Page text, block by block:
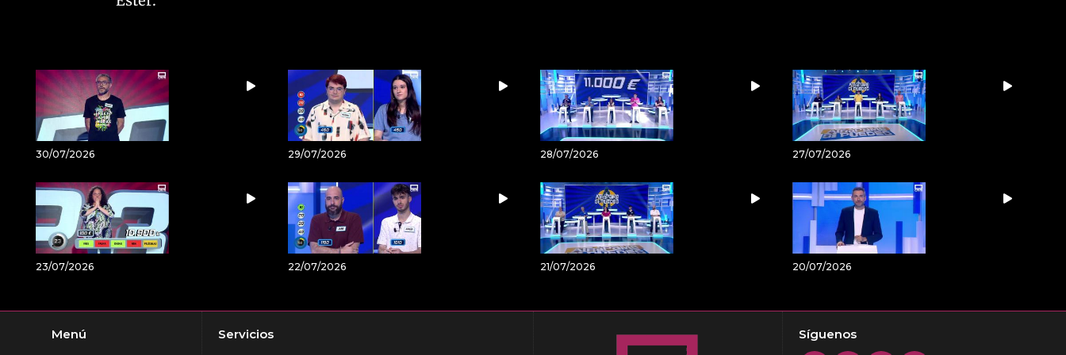
30/07/2026 29/07/2026 28/07/2026 27/07/2026
23/07/2026 22/07/2026 21/07/2026 20/07/2026
Menú Servicios
Síguenos